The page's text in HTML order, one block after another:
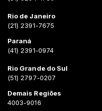
Rio de Janeiro
(21) 2391-7675
Paraná
(41) 2391-0974
Rio Grande do Sul
(51) 2797-0207
Demais Regiões
4003-9016